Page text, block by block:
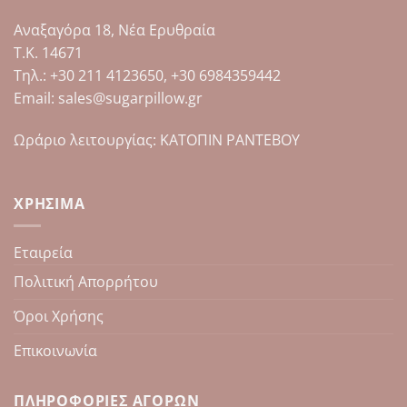
Αναξαγόρα 18, Νέα Ερυθραία
Τ.Κ. 14671
Tηλ.: +30 211 4123650, +30 6984359442
Email: sales@sugarpillow.gr
Ωράριο λειτουργίας: ΚΑΤΟΠΙΝ ΡΑΝΤΕΒΟΥ
ΧΡΉΣΙΜΑ
Εταιρεία
Πολιτική Απορρήτου
Όροι Χρήσης
Επικοινωνία
ΠΛΗΡΟΦΟΡΊΕΣ ΑΓΟΡΏΝ